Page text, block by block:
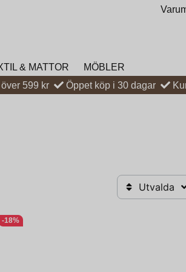
& MATTOR
MÖBLER
599 kr Öppet köp i 30 dagar
Utvalda
-18%